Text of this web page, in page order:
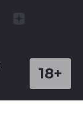
18+